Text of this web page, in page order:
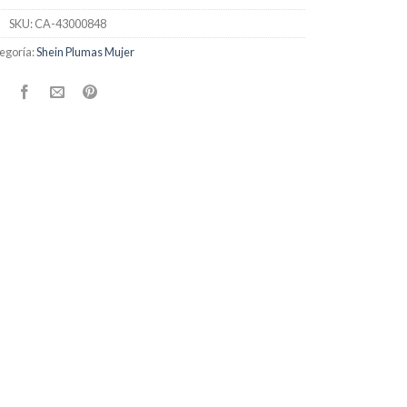
SKU:CA-43000848
Shein Plumas Mujer